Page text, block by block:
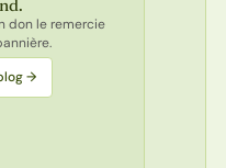
don le remercie
→